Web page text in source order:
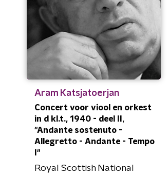
Aram Katsjatoerjan
Concert voor viool en orkest
in d kl.t., 1940 - deel II,
"Andante sostenuto -
Allegretto - Andante - Tempo
I"
Royal Scottish National